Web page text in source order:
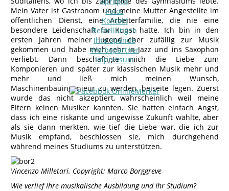
Fotos
Kontakt
Bestellungen
Ihre Spende
Werbepartner
Impressum
Mein Vater ist Gastronom und meine Mutter Angestellte im
öffentlichen Dienst, eine Arbeiterfamilie, die nie eine
besondere Leidenschaft für Kunst hatte. Ich bin in den
ersten Jahren meiner Jugend eher zufällig zur Musik
gekommen und habe mich sehr in Jazz und ins Saxophon
verliebt. Dann beschäftigte mich die Liebe zum
Komponieren und später zur klassischen Musik mehr und
mehr und ließ mich meinen Wunsch,
Maschinenbauingenieur zu werden, beiseite legen. Zuerst
wurde das nicht akzeptiert, wahrscheinlich weil meine
Eltern keinen Musiker kannten. Sie hatten einfach Angst,
dass ich eine riskante und ungewisse Zukunft wählte, aber
als sie dann merkten, wie tief die Liebe war, die ich zur
Musik empfand, beschlossen sie, mich durchgehend
während meines Studiums zu unterstützen.
Vincenzo Milletari. Copyright: Marco Borggreve
Wie verlief Ihre musikalische Ausbildung und Ihr Studium?